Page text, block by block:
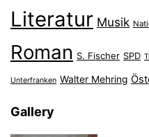
Literatur Musik
Roman S. Fischer SPD
Unterfranken Walter Mehring
Gallery